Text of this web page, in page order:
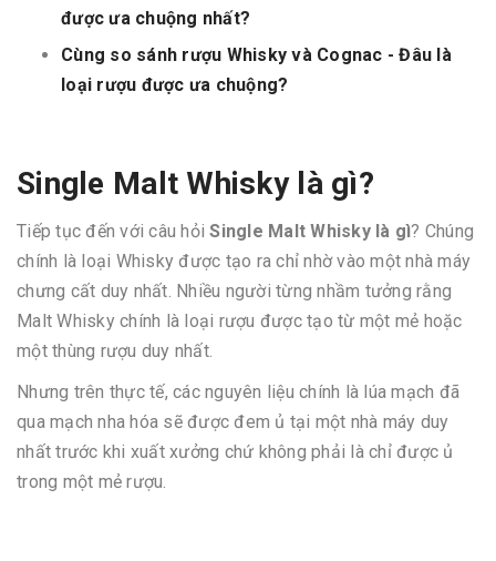
được ưa chuộng nhất?
Cùng so sánh rượu Whisky và Cognac - Đâu là
loại rượu được ưa chuộng?
Single Malt Whisky là gì?
Tiếp tục đến với câu hỏiSingle Malt Whisky là gì? Chúng
chính là loại Whisky được tạo ra chỉ nhờ vào một nhà máy
chưng cất duy nhất. Nhiều người từng nhầm tưởng rằng
Malt Whisky chính là loại rượu được tạo từ một mẻ hoặc
một thùng rượu duy nhất.
Nhưng trên thực tế, các nguyên liệu chính là lúa mạch đã
qua mạch nha hóa sẽ được đem ủ tại một nhà máy duy
nhất trước khi xuất xưởng chứ không phải là chỉ được ủ
trong một mẻ rượu.